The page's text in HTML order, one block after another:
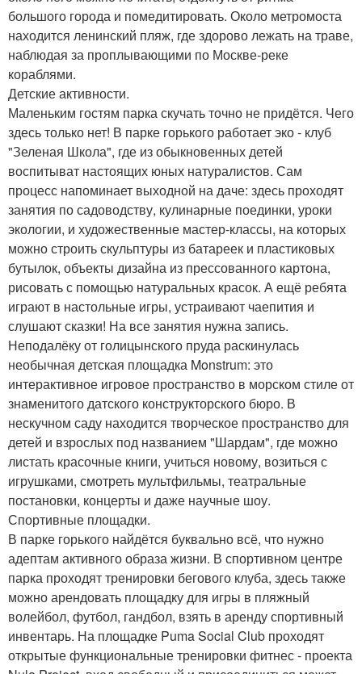
большого города и помедитировать. Около метромоста
находится ленинский пляж, где здорово лежать на траве,
наблюдая за проплывающими по Москве-реке
кораблями.
Детские активности.
Маленьким гостям парка скучать точно не придётся. Чего
здесь только нет! В парке горького работает эко - клуб
"Зеленая Школа", где из обыкновенных детей
воспитыват настоящих юных натуралистов. Сам
процесс напоминает выходной на даче: здесь проходят
занятия по садоводству, кулинарные поединки, уроки
экологии, и художественные мастер-классы, на которых
можно строить скульптуры из батареек и пластиковых
бутылок, объекты дизайна из прессованного картона,
рисовать с помощью натуральных красок. А ещё ребята
играют в настольные игры, устраивают чаепития и
слушают сказки! На все занятия нужна запись.
Неподалёку от голицынского пруда раскинулась
необычная детская площадка Monstrum: это
интерактивное игровое пространство в морском стиле от
знаменитого датского конструкторского бюро. В
нескучном саду находится творческое пространство для
детей и взрослых под названием "Шардам", где можно
листать красочные книги, учиться новому, возиться с
игрушками, смотреть мультфильмы, театральные
постановки, концерты и даже научные шоу.
Спортивные площадки.
В парке горького найдётся буквально всё, что нужно
адептам активного образа жизни. В спортивном центре
парка проходят тренировки бегового клуба, здесь также
можно арендовать площадку для игры в пляжный
волейбол, футбол, гандбол, взять в аренду спортивный
инвентарь. На площадке Puma Social Club проходят
открытые функциональные тренировки фитнес - проекта